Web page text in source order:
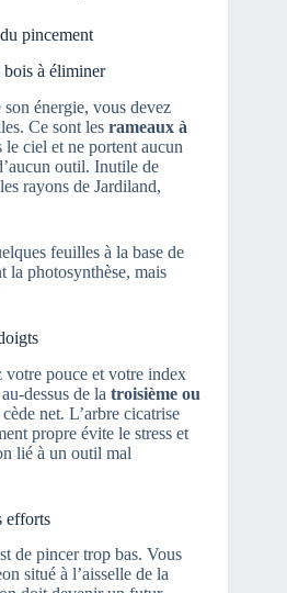
pincement
bois à éliminer
énergie, vous devez
Ce sont les rameaux à
ciel et ne portent aucun
outil. Inutile de
rayons de Jardiland,
feuilles à la base de
la photosynthèse, mais
votre pouce et votre index
dessus de la troisième ou
net. L’arbre cicatrise
propre évite le stress et
lié à un outil mal
efforts
de pincer trop bas. Vous
situé à l’aisselle de la